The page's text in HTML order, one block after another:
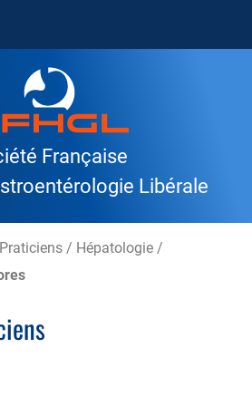
Française
Libérale
/ Hépatologie /